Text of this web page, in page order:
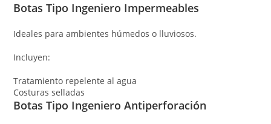
Botas Tipo Ingeniero Impermeables
Ideales para ambientes húmedos o lluviosos.
Incluyen:
Tratamiento repelente al agua
Costuras selladas
Botas Tipo Ingeniero Antiperforación